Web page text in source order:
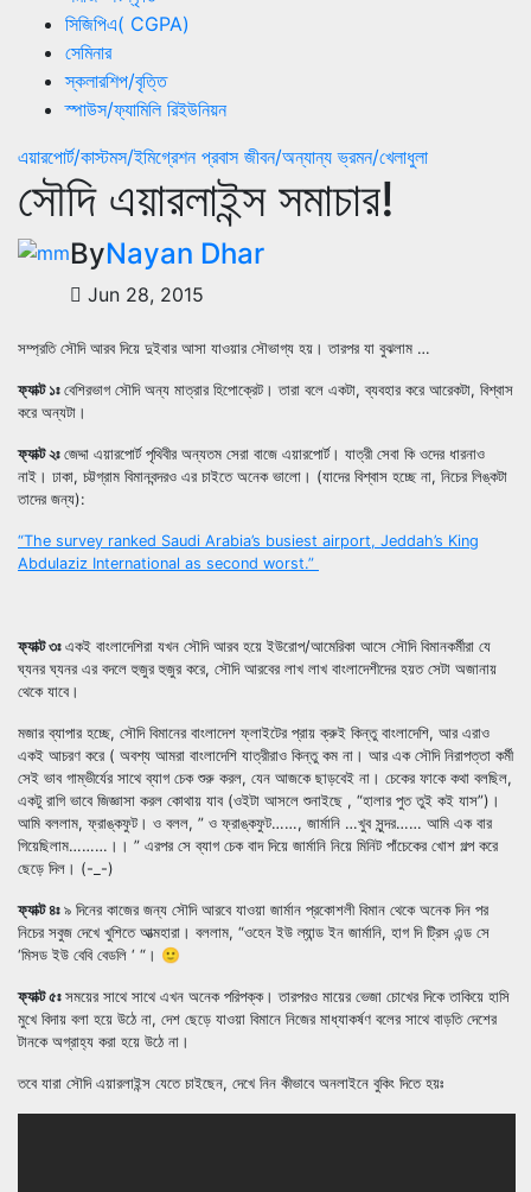
সিজিপিএ( CGPA)
সেমিনার
স্কলারশিপ/বৃত্তি
স্পাউস/ফ্যামিলি রিইউনিয়ন
এয়ারপোর্ট/কাস্টমস/ইমিগ্রেশন প্রবাস জীবন/অন্যান্যভ্রমন/খেলাধুলা
সৌদি এয়ারলাইন্স সমাচার!
ByNayan Dhar
Jun 28, 2015
সম্প্রতি সৌদি আরব দিয়ে দুইবার আসা যাওয়ার সৌভাগ্য হয়। তারপর যা বুঝলাম …
ফ্যাক্ট ১ঃবেশিরভাগ সৌদি অন্য মাত্রার হিপোক্রেট। তারা বলে একটা, ব্যবহার করে আরেকটা, বিশ্বাস
করে অন্যটা।
ফ্যাক্ট ২ঃজেদ্দা এয়ারপোর্ট পৃথিবীর অন্যতম সেরা বাজে এয়ারপোর্ট। যাত্রী সেবা কি ওদের ধারনাও
নাই। ঢাকা, চট্টগ্রাম বিমানবন্দরও এর চাইতে অনেক ভালো। (যাদের বিশ্বাস হচ্ছে না, নিচের লিঙ্কটা
তাদের জন্য):
“The survey ranked Saudi Arabia’s busiest airport, Jeddah’s King
Abdulaziz International as second worst.”
ফ্যাক্ট ৩ঃএকই বাংলাদেশিরা যখন সৌদি আরব হয়ে ইউরোপ/আমেরিকা আসে সৌদি বিমানকর্মীরা যে
ঘ্যনর ঘ্যনর এর বদলে হুজুর হুজুর করে, সৌদি আরবের লাখ লাখ বাংলাদেশীদের হয়ত সেটা অজানায়
থেকে যাবে।
মজার ব্যাপার হচ্ছে, সৌদি বিমানের বাংলাদেশ ফ্লাইটের প্রায় ক্রুই কিন্তু বাংলাদেশি, আর এরাও
একই আচরণ করে ( অবশ্য আমরা বাংলাদেশি যাত্রীরাও কিন্তু কম না। আর এক সৌদি নিরাপত্তা কর্মী
সেই ভাব গাম্ভীর্যের সাথে ব্যাগ চেক শুরু করল, যেন আজকে ছাড়বেই না। চেকের ফাকে কথা বলছিল,
একটু রাগি ভাবে জিজ্ঞাসা করল কোথায় যাব (ওইটা আসলে শুনাইছে , “হালার পুত তুই কই যাস”)।
আমি বললাম, ফ্রাঙ্কফুট। ও বলল, ” ও ফ্রাঙ্কফুট……, জার্মানি …খুব সুন্দর…… আমি এক বার
গিয়েছিলাম………।। ” এরপর সে ব্যাগ চেক বাদ দিয়ে জার্মানি নিয়ে মিনিট পাঁচেকের খোশ গল্প করে
ছেড়ে দিল। (-_-)
ফ্যাক্ট ৪ঃ৯ দিনের কাজের জন্য সৌদি আরবে যাওয়া জার্মান প্রকোশলী বিমান থেকে অনেক দিন পর
নিচের সবুজ দেখে খুশিতে আত্মহারা। বললাম, “ওহেন ইউ ল্যান্ড ইন জার্মানি, হাগ দি ট্রিস এন্ড সে
‘মিসড ইউ বেবি বেডলি ‘ “। 🙂
ফ্যাক্ট ৫ঃসময়ের সাথে সাথে এখন অনেক পরিপক্ক। তারপরও মায়ের ভেজা চোখের দিকে তাকিয়ে হাসি
মুখে বিদায় বলা হয়ে উঠে না, দেশ ছেড়ে যাওয়া বিমানে নিজের মাধ্যাকর্ষণ বলের সাথে বাড়তি দেশের
টানকে অগ্রাহ্য করা হয়ে উঠে না।
তবে যারা সৌদি এয়ারলাইন্স যেতে চাইছেন, দেখে নিন কীভাবে অনলাইনে বুকিং দিতে হয়ঃ